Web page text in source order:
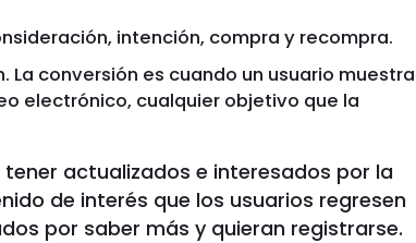
intención, compra y recompra.
conversión es cuando un usuario muestra
electrónico, cualquier objetivo que la
actualizados e interesados por la
de interés que los usuarios regresen
por saber más y quieran registrarse.